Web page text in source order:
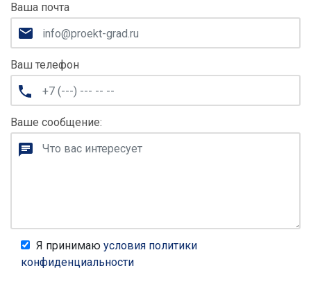
Ваша почта
Ваш телефон
Ваше сообщение:
Я принимаю условия политики
конфиденциальности